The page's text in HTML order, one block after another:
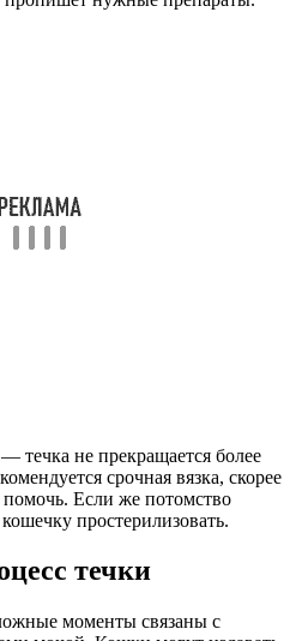
течка не прекращается более
срочная вязка, скорее
Если же потомство
простерилизовать.
течки
моменты связаны с